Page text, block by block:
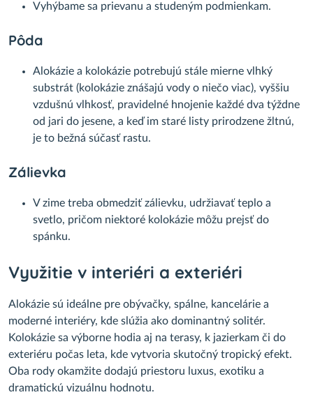
Vyhýbame sa prievanu a studeným podmienkam.
Pôda
Alokázie a kolokázie potrebujú stále mierne vlhký
substrát (kolokázie znášajú vody o niečo viac), vyššiu
vzdušnú vlhkosť, pravidelné hnojenie každé dva týždne
od jari do jesene, a keď im staré listy prirodzene žltnú,
je to bežná súčasť rastu.
Zálievka
V zime treba obmedziť zálievku, udržiavať teplo a
svetlo, pričom niektoré kolokázie môžu prejsť do
spánku.
Využitie v interiéri a exteriéri
Alokázie sú ideálne pre obývačky, spálne, kancelárie a
moderné interiéry, kde slúžia ako dominantný solitér.
Kolokázie sa výborne hodia aj na terasy, k jazierkam či do
exteriéru počas leta, kde vytvoria skutočný tropický efekt.
Oba rody okamžite dodajú priestoru luxus, exotiku a
dramatickú vizuálnu hodnotu.